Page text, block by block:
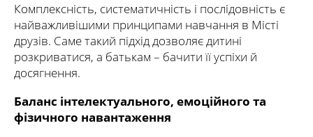
Комплексність, систематичність і послідовність є
найважливішими принципами навчання в Місті
друзів. Саме такий підхід дозволяє дитині
розкриватися, а батькам – бачити її успіхи й
досягнення.
Баланс інтелектуального, емоційного та
фізичного навантаження